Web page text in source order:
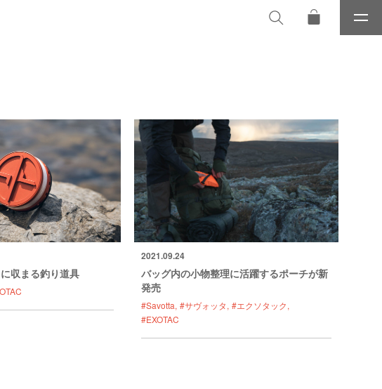
メ
ニ
収まる釣り道具
2021.09.24
バッグ内の小物整理に活躍するポーチが新
発売
#Savotta #サヴォッタ #エクソタック
#EXOTAC